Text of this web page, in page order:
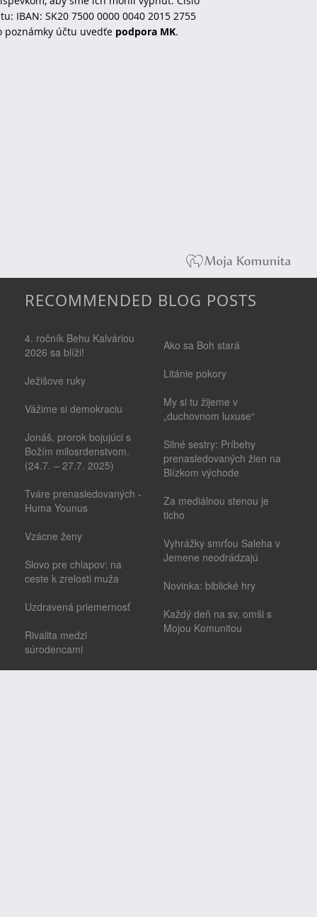
IBAN: SK20 7500 0000 0040 2015 2755
poznámky účtu uvedťe podpora MK.
RECOMMENDED BLOG POSTS
4. ročník Behu Kalváriou
2026 sa blíži!
Ježišove ruky
Vážime si demokraciu
Jonáš, prorok bojujúci s
Božím milosrdenstvom.
(24.7. – 27.7. 2025)
Tváre prenasledovaných -
Huma Younus
Vzácne ženy
Slovo pre chlapov: na
ceste k zrelosti muža
Uzdravená priemernosť
Rivalita medzi
súrodencami
Ako sa Boh stará
Litánie pokory
My si tu žijeme v
„duchovnom luxuse“
Silné sestry: Príbehy
prenasledovaných žien na
Blízkom východe
Za mediálnou stenou je
ticho
Vyhrážky smrťou Saleha v
Jemene neodrádzajú
Novinka: biblické hry
Každý deň na sv. omši s
Mojou Komunitou